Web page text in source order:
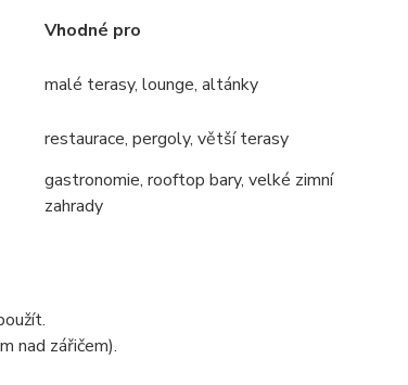
Vhodné pro
malé terasy, lounge, altánky
restaurace, pergoly, větší terasy
gastronomie, rooftop bary, velké zimní
zahrady
nad zářičem).